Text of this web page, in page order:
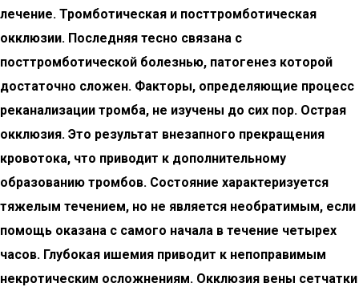
лечение. Тромботическая и посттромботическая
окклюзии. Последняя тесно связана с
посттромботической болезнью, патогенез которой
достаточно сложен. Факторы, определяющие процесс
реканализации тромба, не изучены до сих пор. Острая
окклюзия. Это результат внезапного прекращения
кровотока, что приводит к дополнительному
образованию тромбов. Состояние характеризуется
тяжелым течением, но не является необратимым, если
помощь оказана с самого начала в течение четырех
часов. Глубокая ишемия приводит к непоправимым
некротическим осложнениям. Окклюзия вены сетчатки